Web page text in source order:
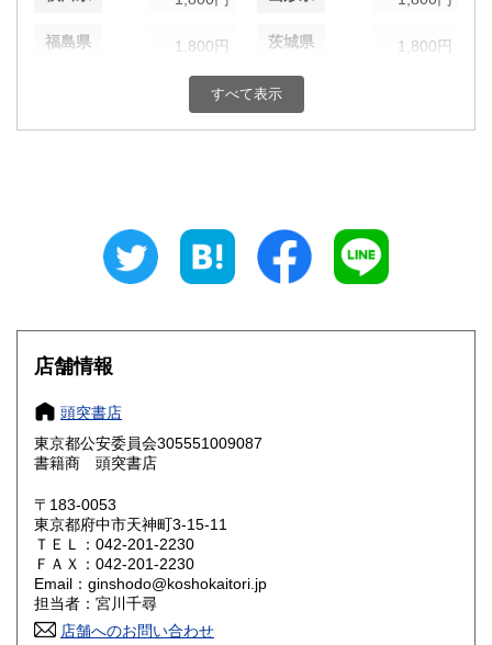
福島県 1,800円 茨城県 1,800円
1,800円 群馬県
埼玉県 千葉県
1,800円 富山県
1,800円 福井県
1,800円 1,800円
岐阜県
愛知県
滋賀県
大阪府 1,800円
奈良県 1,800円
鳥取県
すべて表示
店舗情報
頭突書店
東京都公安委員会305551009087
書籍商 頭突書店
〒183-0053
東京都府中市天神町3-15-11
ＴＥＬ：042-201-2230
ＦＡＸ：042-201-2230
Email：ginshodo@koshokaitori.jp
担当者：宮川千尋
店舗へのお問い合わせ